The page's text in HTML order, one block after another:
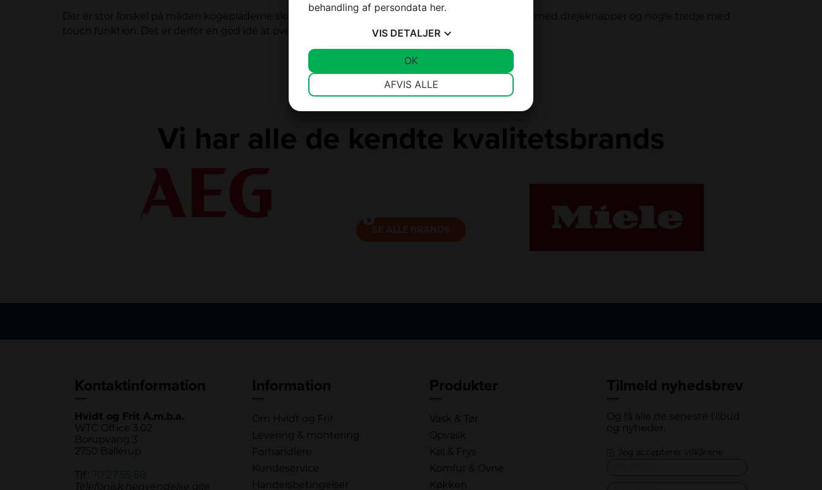
Der er stor forskel på måden kogepladerne skal betjenes, nogle er udstyret med knapper, andre med drejeknapper og nogle tredje med
touch funktion. Det er derfor en god idé at overveje, hvordan du helst vil betjene din kogeplade.
Vi har alle de kendte kvalitetsbrands
LINK
Kontaktinformation
Hvidt og Frit A.m.b.a.
WTC Office 3.02
Borupvang 3
2750 Ballerup
Tlf.:
Telefonisk henvendelse alle
Information
Om Hvidt og Frit
Levering & montering
Forhandlere
Kundeservice
Handelsbetingelser
Produkter
Vask & Tør
Opvask
Køl & Frys
Komfur & Ovne
Køkken
Tilmeld nyhedsbrev
Og få alle de seneste tilbud
og nyheder.
Jeg accepterer vilkårene
Vi spammer ikke! Læs vores
privatlivspolitikhvis du vil vide mere.
behandling af persondata her.
VIS DETALJER
AFVIS ALLE
OK